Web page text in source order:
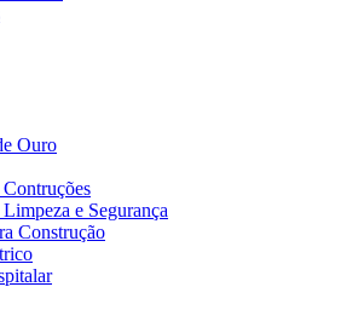
Ouro
e Segurança
Construção